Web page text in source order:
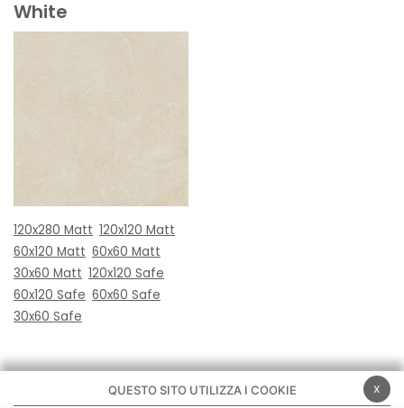
White
120x280 Matt 120x120 Matt
60x120 Matt 60x60 Matt
30x60 Matt 120x120 Safe
60x120 Safe 60x60 Safe
30x60 Safe
x
QUESTO SITO UTILIZZA I COOKIE